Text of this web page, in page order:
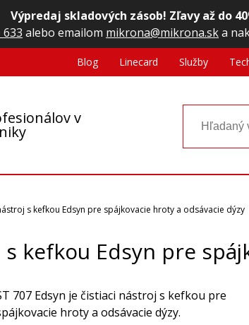
Výpredaj skladových zásob! Zľavy až do
633 alebo emailom mikrona@mikrona.ska
v
Blog Linecard Služby
s kefkou Edsyn pre spájkovacie hroty a odsávacie dýzy
kefkou Edsyn pre
707 Edsyn je čistiaci nástroj s kefkou pre
hroty a odsávacie dýzy.